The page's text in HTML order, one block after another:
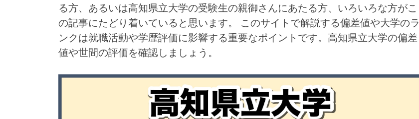
る方、あるいは高知県立大学の受験生の親御さんにあたる方、いろいろな方がこ
の記事にたどり着いていると思います。 このサイトで解説する偏差値や大学のラ
ンクは就職活動や学歴評価に影響する重要なポイントです。高知県立大学の偏差
値や世間の評価を確認しましょう。